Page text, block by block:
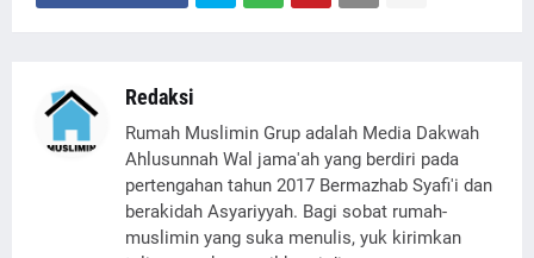
Redaksi
Rumah Muslimin Grup adalah Media Dakwah
Ahlusunnah Wal jama'ah yang berdiri pada
pertengahan tahun 2017 Bermazhab Syafi'i dan
berakidah Asyariyyah. Bagi sobat rumah-
muslimin yang suka menulis, yuk kirimkan